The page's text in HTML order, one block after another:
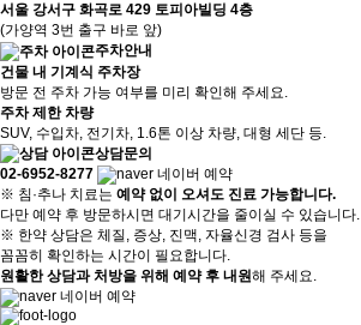
서울 강서구 화곡로 429 토피아빌딩 4층
(가양역 3번 출구 바로 앞)
주차안내
건물 내 기계식 주차장
방문 전 주차 가능 여부를 미리 확인해 주세요.
주차 제한 차량
SUV, 수입차, 전기차, 1.6톤 이상 차량, 대형 세단 등.
상담문의
02-6952-8277
네이버 예약
※ 침·추나 치료는 예약 없이 오셔도 진료 가능합니다.
다만 예약 후 방문하시면 대기시간을 줄이실 수 있습니다.
※ 한약 상담은 체질, 증상, 진맥, 자율신경 검사 등을
꼼꼼히 확인하는 시간이 필요합니다.
원활한 상담과 처방을 위해 예약 후 내원해 주세요.
네이버 예약